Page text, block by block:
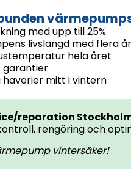
med upp till 25%
livslängd med flera år
hela året
garantier
haverier mitt i vintern
reparation
rengöring och
vintersäker!